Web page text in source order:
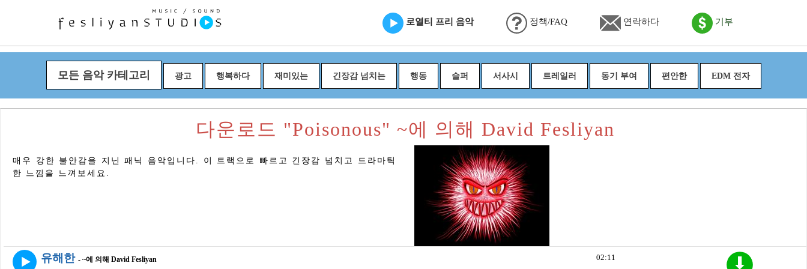
로열티 프리 음악 정책/FAQ 연락하다 기부
모든 음악 카테고리 광고 행복하다 재미있는 긴장감 넘치는 행동 슬퍼 서사시 트레일러 동기 부여 편안한 EDM 전자
다운로드 "Poisonous" ~에 의해 David Fesliyan
매우 강한 불안감을 지닌 패닉 음악입니다. 이 트랙으로 빠르고 긴장감 넘치고 드라마틱
한 느낌을 느껴보세요.
유해한 - ~에 의해 David Fesliyan 02:11